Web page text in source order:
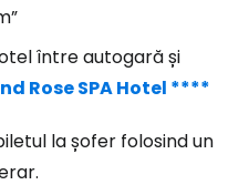
între autogară și
Rose SPA Hotel ****
la șofer folosind un